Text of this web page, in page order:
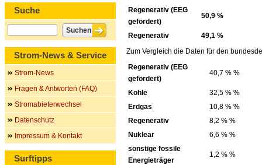
Regenerativ (EEG
gefördert)
50,9 %
Regenerativ
49,1 %
Zum Vergleich die Daten für den
Regenerativ (EEG
gefördert)
40,7 % %
Kohle
32,5 % %
Erdgas
10,8 % %
Regenerativ
8,2 % %
Nuklear
6,6 % %
sonstige fossile
Energieträger
1,2 % %
Suche
Strom-News & Service
Strom-News
Fragen & Antworten (FAQ)
Stromabieterwechsel
Datenschutz
Impressum & Kontakt
Surftipps